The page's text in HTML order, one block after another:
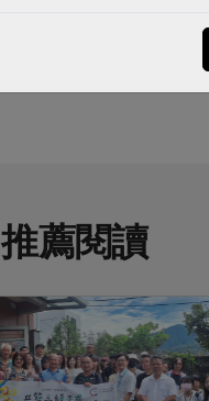
推薦閱讀